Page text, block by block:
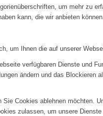
um mehr zu
kann, die wir anbieten können.
um Ihnen die auf unserer
verfügbaren Dienste und
ändern und das Blockieren
Cookies ablehnen möchten.
zulassen, um unsere